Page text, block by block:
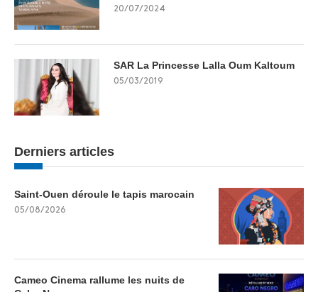
20/07/2024
SAR La Princesse Lalla Oum Kaltoum
05/03/2019
Derniers articles
Saint-Ouen déroule le tapis marocain
05/08/2026
Cameo Cinema rallume les nuits de